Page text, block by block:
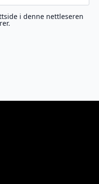
i denne nettleseren